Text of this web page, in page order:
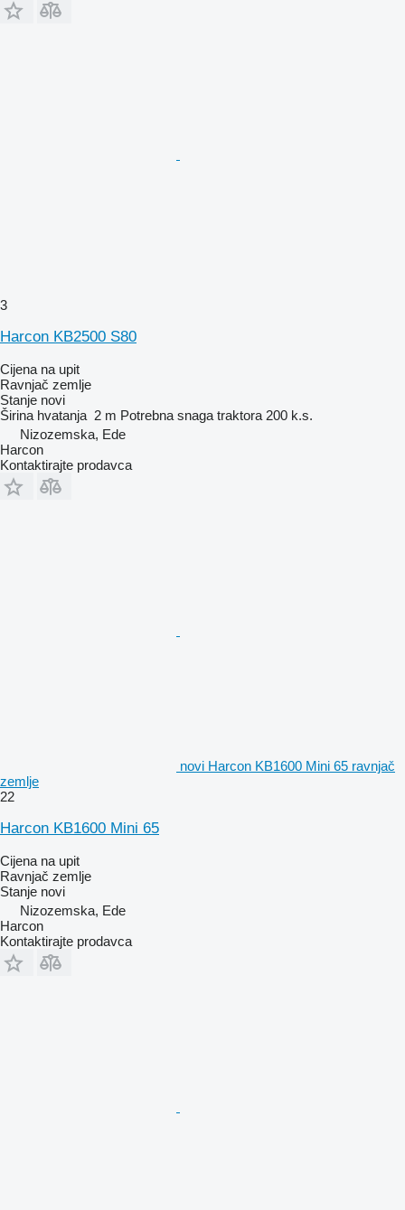
3
Harcon KB2500 S80
Cijena na upit
Ravnjač zemlje
Stanje novi
Širina hvatanja 2 m Potrebna snaga traktora 200 k.s.
Nizozemska, Ede
Harcon
Kontaktirajte prodavca
novi Harcon KB1600 Mini 65 ravnjač
zemlje
22
Harcon KB1600 Mini 65
Cijena na upit
Ravnjač zemlje
Stanje novi
Nizozemska, Ede
Harcon
Kontaktirajte prodavca